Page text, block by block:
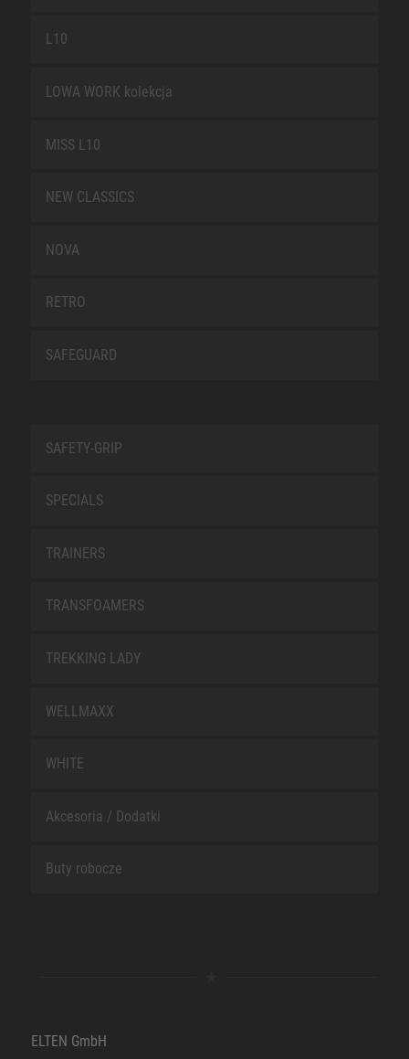
L10
LOWA WORK kolekcja
MISS L10
NEW CLASSICS
NOVA
RETRO
SAFEGUARD
SAFETY-GRIP
SPECIALS
TRAINERS
TRANSFOAMERS
TREKKING LADY
WELLMAXX
WHITE
Akcesoria / Dodatki
Buty robocze
ELTEN GmbH